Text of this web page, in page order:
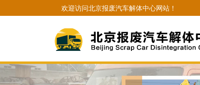
欢迎访问北京报废汽车解体中心网站！